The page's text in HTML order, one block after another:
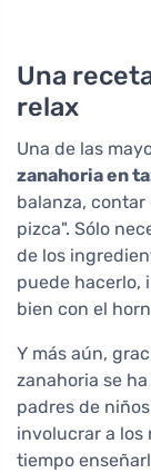
Una
relax
Una de las
zanahoria en
balanza,
pizca". Sólo
de los
puede hacerlo,
bien con el
Y más aún,
zanahoria se
padres de
involucrar a los
tiempo